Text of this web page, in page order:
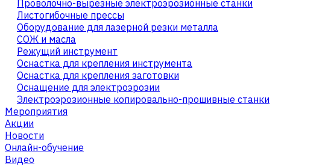
Проволочно-вырезные электроэрозионные станки
Листогибочные прессы
Оборудование для лазерной резки металла
СОЖ и масла
Режущий инструмент
Оснастка для крепления инструмента
Оснастка для крепления заготовки
Оснащение для электроэрозии
Электроэрозионные копировально-прошивные станки
Мероприятия
Акции
Новости
Онлайн-обучение
Видео